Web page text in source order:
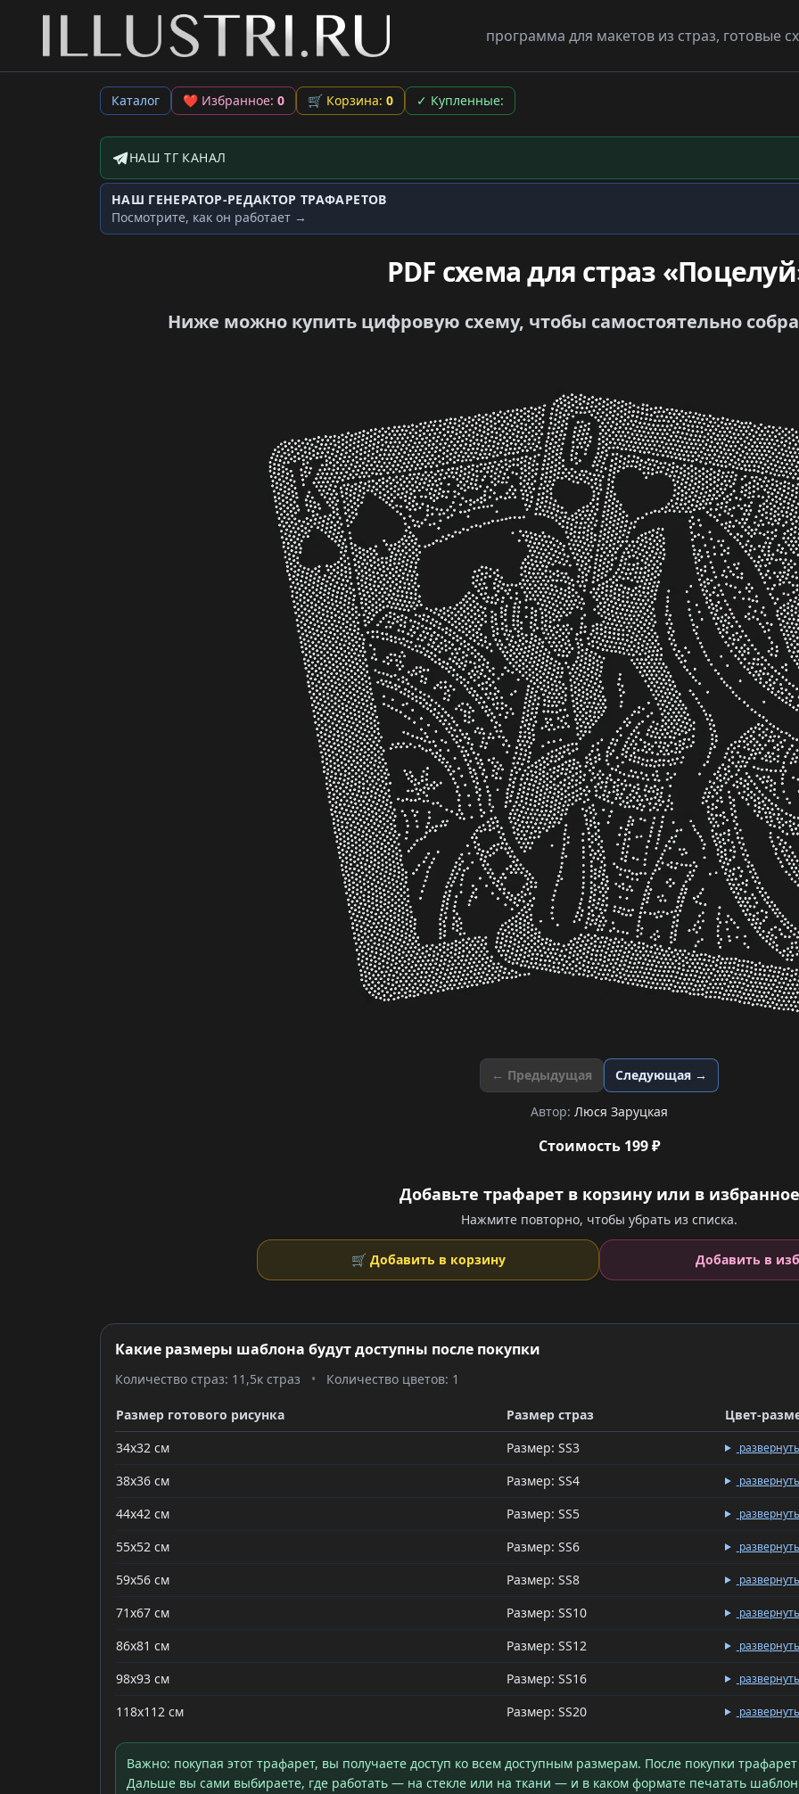
программа для макетов из страз, готовые
Каталог ❤ Избранное: 0 🛒 Корзина: 0 ✓ Купленные:
Telegram-канал
НАШ ТГ КАНАЛ
Генератор трафаретов
НАШ ГЕНЕРАТОР-РЕДАКТОР ТРАФАРЕТОВ
Посмотрите, как он работает →
PDF схема для страз
Ниже можно купить цифровую схему, чтобы самостоятельно
← Предыдущая Следующая →
Автор: Люся Заруцкая
Стоимость 199 ₽
Добавьте трафарет в корзину или в избранное
Нажмите повторно, чтобы убрать из списка.
🛒 Добавить в корзину Добавить в
Какие размеры шаблона будут доступны после покупки
Количество страз: 11,5к страз • Количество цветов: 1
Размер готового рисунка Размер страз
Цвет-
34x32 см
Размер: SS3 развернуть
38x36 см Размер: SS4 развернуть
44x42 см Размер: SS5 развернуть
55x52 см Размер: SS6 развернуть
59x56 см Размер: SS8 развернуть
71x67 см Размер: SS10 развернуть
86x81 см Размер: SS12 развернуть
98x93 см Размер: SS16 развернуть
118x112 см Размер: SS20 развернуть
Важно: покупая этот трафарет, вы получаете доступ ко всем доступным размерам. После покупки
Дальше вы сами выбираете, где работать — на стекле или на ткани — и в каком формате печатать